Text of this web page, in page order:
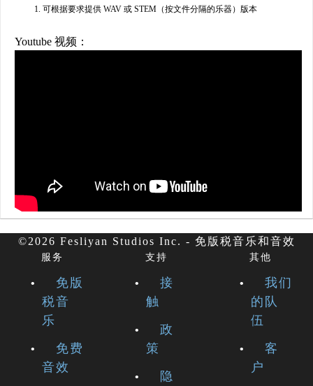
可根据要求提供 WAV 或 STEM（按文件分隔的乐器）版本
Youtube 视频：
©2026 Fesliyan Studios Inc. - 免版税音乐和音效
服务
免版
税音
乐
免费
音效
支持
接
触
政
策
隐
其他
我们
的队
伍
客
户